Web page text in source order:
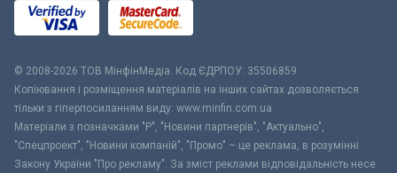
© 2008-2026 ТОВ МiнфiнМедiа. Код ЄДРПОУ: 35506859
Копіювання і розміщення матеріалів на інших сайтах дозволяється
тільки з гіперпосиланням виду: www.minfin.com.ua
Матеріали з позначками "Р", "Новини партнерів", "Актуально",
"Спецпроект", "Новини компаній", "Промо" – це реклама, в розумінні
Закону України "Про рекламу". За зміст реклами відповідальність несе